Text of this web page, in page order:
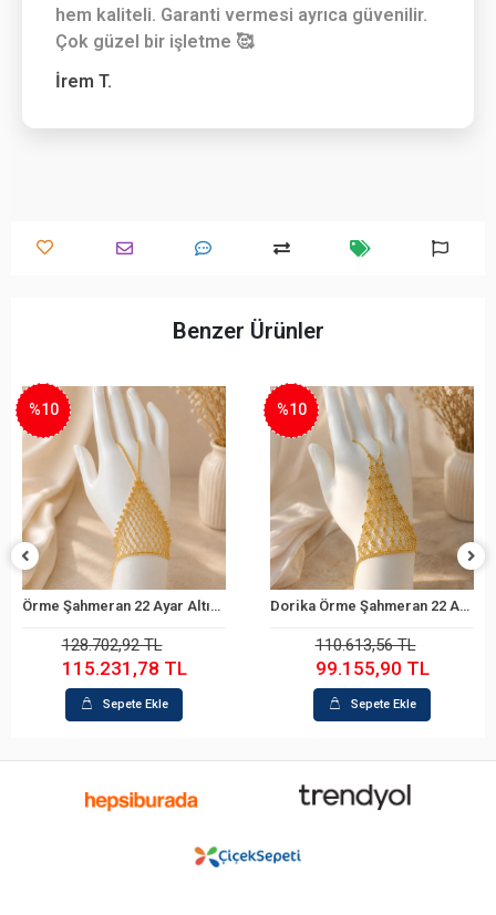
hem kaliteli. Garanti vermesi ayrıca güvenilir.
Çok güzel bir işletme 🥰
İrem T.
Benzer Ürünler
Sepete Ekle
Örme Şahmeran 22 Ayar Altın Bileklik
%10
128.702,92 TL
115.231,78 TL
Sepete Ekle
Sepete Ekle
Dorika Örme Şahmeran 22 Ayar Altın Bileklik
%10
110.613,56 TL
99.155,90 TL
Sepete Ekle